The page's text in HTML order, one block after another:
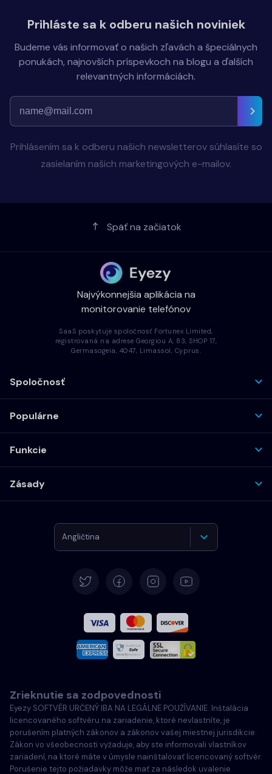
Prihláste sa k odberu našich noviniek
Budeme vás informovať o našich zľavách a špeciálnych
ponukách, najnovších príspevkoch na blogu a ďalších
relevantných informáciách.
Prihlásením sa k odberu našich newsletterov súhlasíte so
zasielaním našich marketingových e-mailov.
Späť na začiatok
Najvýkonnejšia aplikácia na
monitorovanie telefónov
SaaS poskytuje spoločnosť Fortunex Limited,
registrovaná na adrese Georgiou A, 83, SHOP 17,
Germasogeia, 4047, Limassol, Cyprus.
Spoločnosť
Populárne
Funkcie
Zásady
Angličtina
Francúzština
Taliansky
Português
Türkçe
Poľský
Zrieknutie sa zodpovednosti
Eyezy SOFTVÉR URČENÝ IBA NA LEGÁLNE POUŽÍVANIE. Inštalácia
licencovaného softvéru na zariadenie, ktoré nevlastníte, je
porušením platných zákonov a zákonov vašej miestnej jurisdikcie.
Zákon vo všeobecnosti vyžaduje, aby ste informovali vlastníkov
zariadení, na ktoré máte v úmysle nainštalovať licencovaný softvér.
Porušenie tejto požiadavky môže mať za následok uvalenie